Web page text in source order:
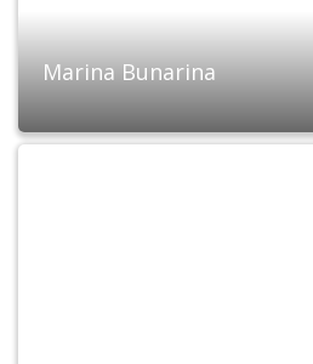
Marina Bunarina